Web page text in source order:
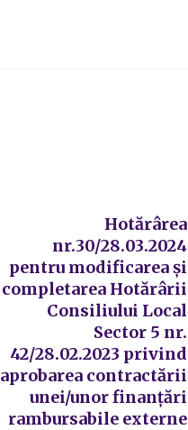
Hotărârea
nr.30/28.03.2024
pentru modificarea și
completarea Hotărârii
Consiliului Local
Sector 5 nr.
42/28.02.2023 privind
aprobarea contractării
unei/unor finanțări
rambursabile externe